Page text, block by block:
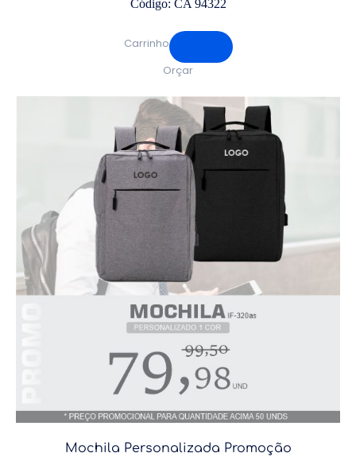
Código: CA 94322
Carrinho
Orçar
Mochila Personalizada Promoção